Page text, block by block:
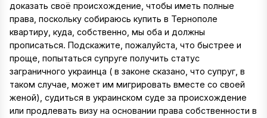
доказать своё происхождение, чтобы иметь полные
права, поскольку собираюсь купить в Тернополе
квартиру, куда, собственно, мы оба и должны
прописаться. Подскажите, пожалуйста, что быстрее и
проще, попытаться супруге получить статус
заграничного украинца ( в законе сказано, что супруг, в
таком случае, может им мигрировать вместе со своей
женой), судиться в украинском суде за происхождение
или продлевать визу на основании права собственности в